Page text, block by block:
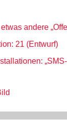
andere
21 (Entwurf)